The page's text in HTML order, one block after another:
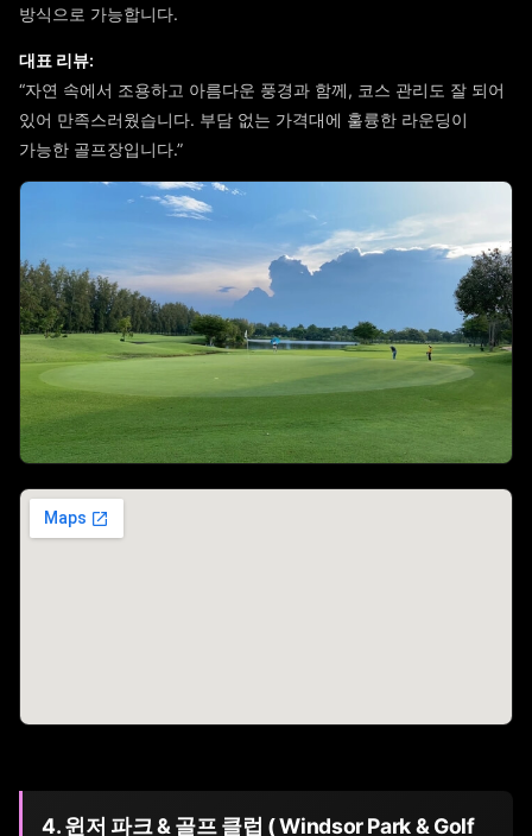
방식으로 가능합니다.
대표 리뷰:
“자연 속에서 조용하고 아름다운 풍경과 함께, 코스 관리도 잘 되어
있어 만족스러웠습니다. 부담 없는 가격대에 훌륭한 라운딩이
가능한 골프장입니다.”
4. 윈저 파크 & 골프 클럽 ( Windsor Park & Golf